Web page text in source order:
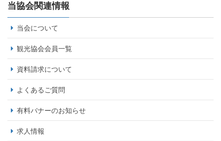
当協会関連情報
当会について
観光協会会員一覧
資料請求について
よくあるご質問
有料バナーのお知らせ
求人情報